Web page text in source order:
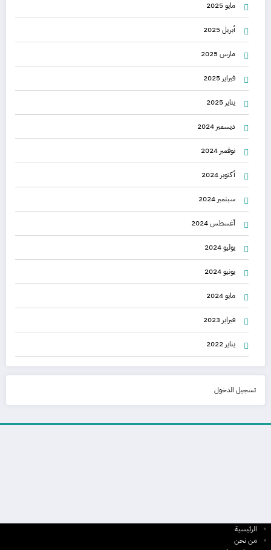
مايو 2025
أبريل 2025
مارس 2025
فبراير 2025
يناير 2025
ديسمبر 2024
نوفمبر 2024
أكتوبر 2024
سبتمبر 2024
أغسطس 2024
يوليو 2024
يونيو 2024
مايو 2024
فبراير 2023
يناير 2022
تسجيل الدخول
الرئيسية
من نحن